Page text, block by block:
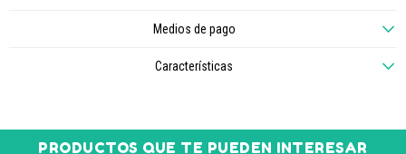
Medios de pago
Características
PRODUCTOS QUE TE PUEDEN INTERESAR